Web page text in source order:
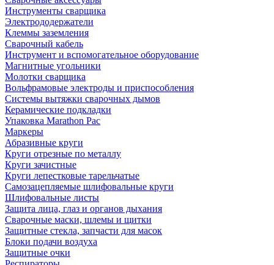
Инструменты сварщика
Электрододержатели
Клеммы заземления
Сварочный кабель
Инструмент и вспомогательное оборудование
Магнитные угольники
Молотки сварщика
Вольфрамовые электроды и приспособления
Системы вытяжки сварочных дымов
Керамические подкладки
Упаковка Marathon Pac
Маркеры
Абразивные круги
Круги отрезные по металлу
Круги зачистные
Круги лепестковые тарельчатые
Самозацепляемые шлифовальные круги
Шлифовальные листы
Защита лица, глаз и органов дыхания
Сварочные маски, шлемы и щитки
Защитные стекла, запчасти для масок
Блоки подачи воздуха
Защитные очки